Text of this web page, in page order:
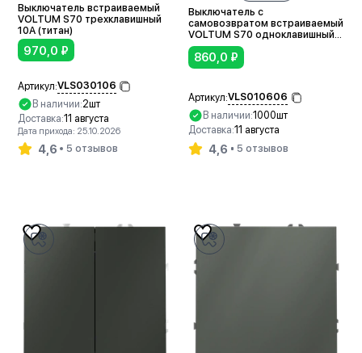
Выключатель встраиваемый
VOLTUM S70 трехклавишный
10А (титан)
970,0 ₽
Артикул:VLS030106
В наличии:2шт
Доставка:11 августа
Дата прихода: 25.10.2026
4,6 5 отзывов
Выключатель с
самовозвратом встраиваемый
VOLTUM S70 одноклавишный
10А (титан)
860,0 ₽
Артикул:VLS010606
В наличии:1000шт
Доставка:11 августа
4,6 5 отзывов